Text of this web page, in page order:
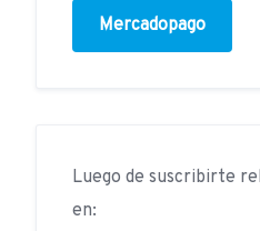
Mercadopago
Luego de suscribirte
en: